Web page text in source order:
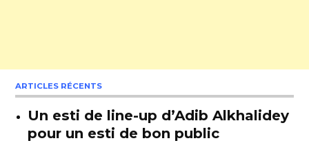
ARTICLES RÉCENTS
Un esti de line-up d’Adib Alkhalidey
pour un esti de bon public